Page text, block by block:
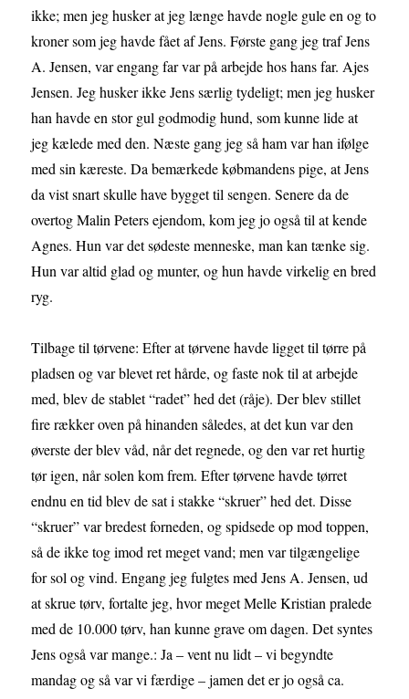
ikke; men jeg husker at jeg længe havde nogle gule en og to
kroner som jeg havde fået af Jens. Første gang jeg traf Jens
A. Jensen, var engang far var på arbejde hos hans far. Ajes
Jensen. Jeg husker ikke Jens særlig tydeligt; men jeg husker
han havde en stor gul godmodig hund, som kunne lide at
jeg kælede med den. Næste gang jeg så ham var han ifølge
med sin kæreste. Da bemærkede købmandens pige, at Jens
da vist snart skulle have bygget til sengen. Senere da de
overtog Malin Peters ejendom, kom jeg jo også til at kende
Agnes. Hun var det sødeste menneske, man kan tænke sig.
Hun var altid glad og munter, og hun havde virkelig en bred
ryg.
Tilbage til tørvene: Efter at tørvene havde ligget til tørre på
pladsen og var blevet ret hårde, og faste nok til at arbejde
med, blev de stablet “radet” hed det (råje). Der blev stillet
fire rækker oven på hinanden således, at det kun var den
øverste der blev våd, når det regnede, og den var ret hurtig
tør igen, når solen kom frem. Efter tørvene havde tørret
endnu en tid blev de sat i stakke “skruer” hed det. Disse
“skruer” var bredest forneden, og spidsede op mod toppen,
så de ikke tog imod ret meget vand; men var tilgængelige
for sol og vind. Engang jeg fulgtes med Jens A. Jensen, ud
at skrue tørv, fortalte jeg, hvor meget Melle Kristian pralede
med de 10.000 tørv, han kunne grave om dagen. Det syntes
Jens også var mange.: Ja – vent nu lidt – vi begyndte
mandag og så var vi færdige – jamen det er jo også ca.